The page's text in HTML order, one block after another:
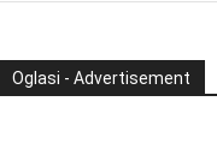
Oglasi - Advertisement